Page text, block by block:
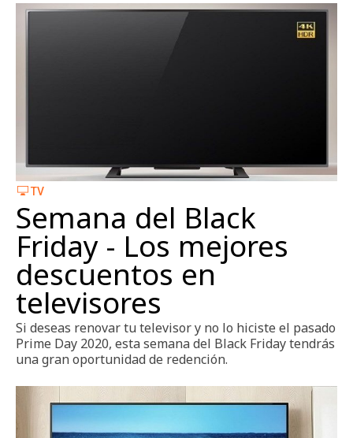
TV
Semana del Black
Friday - Los mejores
descuentos en
televisores
Si deseas renovar tu televisor y no lo hiciste el pasado
Prime Day 2020, esta semana del Black Friday tendrás
una gran oportunidad de redención.